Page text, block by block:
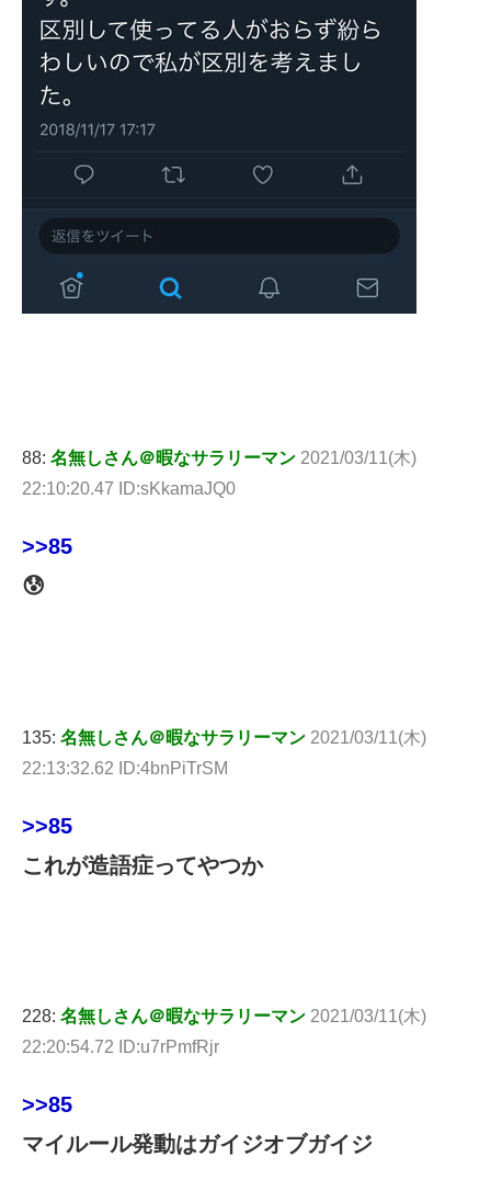
88: 名無しさん＠暇なサラリーマン 2021/03/11(木)
22:10:20.47 ID:sKkamaJQ0
>>85
😰
135: 名無しさん＠暇なサラリーマン 2021/03/11(木)
22:13:32.62 ID:4bnPiTrSM
>>85
これが造語症ってやつか
228: 名無しさん＠暇なサラリーマン 2021/03/11(木)
22:20:54.72 ID:u7rPmfRjr
>>85
マイルール発動はガイジオブガイジ